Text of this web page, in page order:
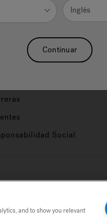
Marca
Social
Inglés
Continuar
and to show you relevant